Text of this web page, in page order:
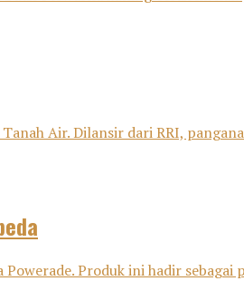
Air. Dilansir dari RRI,
Produk ini hadir sebagai